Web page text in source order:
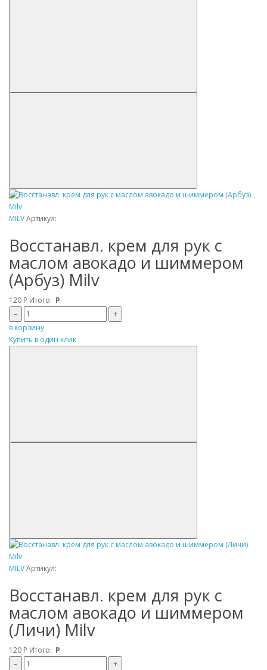
MILVАртикул:
Восстанавл. крем для рук с
маслом авокадо и шиммером
(Арбуз) Milv
120 Р Итого: Р
–
+
в корзину
Купить в один клик
MILVАртикул:
Восстанавл. крем для рук с
маслом авокадо и шиммером
(Личи) Milv
120 Р Итого: Р
–
+